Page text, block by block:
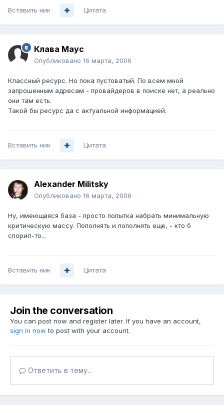
Вставить ник Цитата
Клава Маус
Опубликовано 16 марта, 2006
Классный ресурс. Но пока пустоватый. По всем мной
запрошенным адресам - провайдеров в поиске нет, а реально
они там есть.
Такой бы ресурс да с актуальной информацией.
Вставить ник Цитата
Alexander Militsky
Опубликовано 16 марта, 2006
Ну, имеющаяся база - просто попытка набрать минимальную
критическую массу. Пополнять и пополнять еще, - кто б
спорил-то...
Вставить ник Цитата
Join the conversation
You can post now and register later. If you have an account,
sign in now to post with your account.
Ответить в тему...